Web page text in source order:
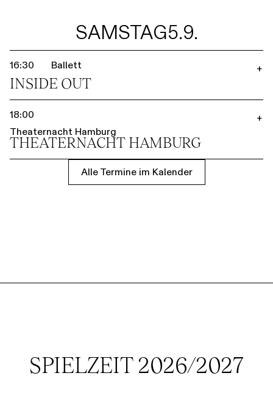
SAMSTAG5.9.
16:30 Ballett
INSIDE OUT
+
18:00
Theaternacht Hamburg
THEATER­NACHT HAMBURG
+
Alle Termine im Kalender
SPIELZEIT 2026/2027